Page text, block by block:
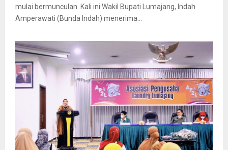
mulai bermunculan. Kali ini Wakil Bupati Lumajang, Indah
Amperawati (Bunda Indah) menerima...